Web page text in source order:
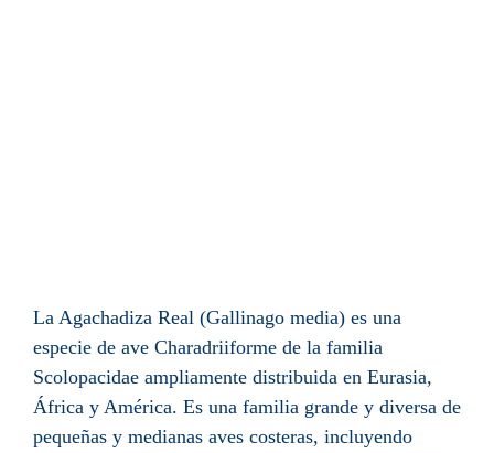
La Agachadiza Real (Gallinago media) es una
especie de ave Charadriiforme de la familia
Scolopacidae ampliamente distribuida en Eurasia,
África y América. Es una familia grande y diversa de
pequeñas y medianas aves costeras, incluyendo